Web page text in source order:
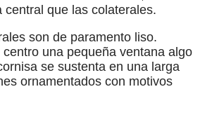
central que las colaterales.
son de paramento liso.
una pequeña ventana algo
se sustenta en una larga
ornamentados con motivos